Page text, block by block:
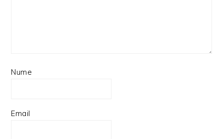
Nume
Email